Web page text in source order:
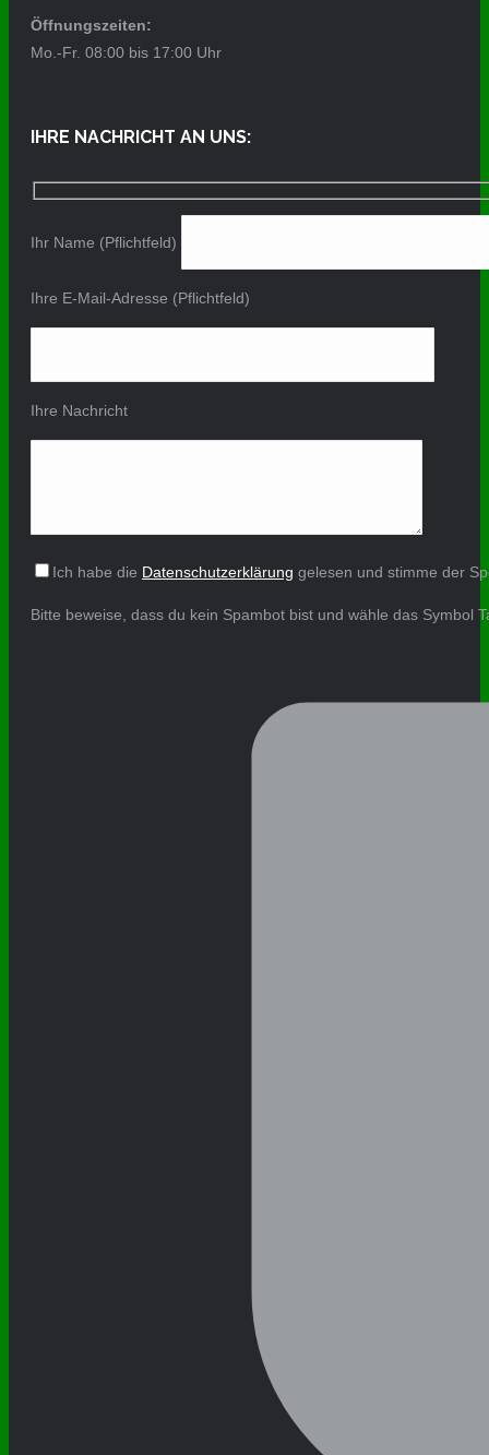
Öffnungszeiten:
Mo.-Fr. 08:00 bis 17:00 Uhr
IHRE NACHRICHT AN UNS:
Ihr Name (Pflichtfeld)
Ihre E-Mail-Adresse (Pflichtfeld)
Ihre Nachricht
Ich habe die Datenschutzerklärung gelesen und stimme der
Bitte beweise, dass du kein Spambot bist und wähle das Symbol